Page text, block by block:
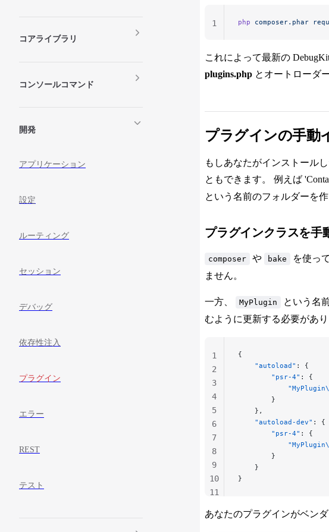
コアライブラリ
コンソールコマンド
開発
アプリケーション
設定
ルーティング
セッション
デバッグ
依存性注入
プラグイン
エラー
REST
テスト
php composer.phar
1
これによって最新の
plugins.php とオートローダ
プラグインの手動
もしあなたがインストール
ともできます。 例えば
という名前のフォルダーを
プラグインクラスを手
composer や bake
を使っ
ません。
一方、 MyPlugin という名
むように更新する必要があり
{
    "autoload"
: {
        "psr-4"
: {
        }
    },
    "autoload-dev"
: {
        "psr-4"
: {
        }
    }
}
1
2
3
4
5
6
7
8
9
10
11
あなたのプラグインがベン